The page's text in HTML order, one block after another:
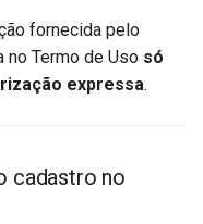
fornecida pelo
no Termo de Uso só
expressa.
cadastro no